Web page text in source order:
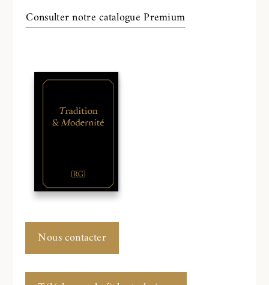
Consulter notre catalogue Premium
Nous contacter